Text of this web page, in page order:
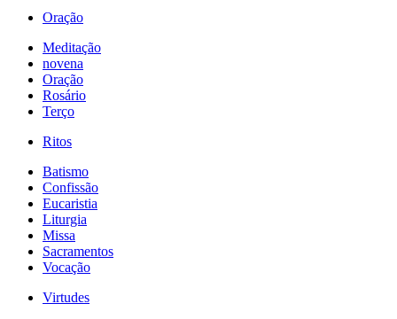
Oração
Meditação
novena
Oração
Rosário
Terço
Ritos
Batismo
Confissão
Eucaristia
Liturgia
Missa
Sacramentos
Vocação
Virtudes